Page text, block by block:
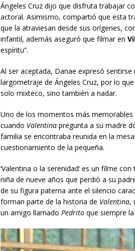
Ángeles Cruz dijo que disfruta trabajar
actoral. Asimismo, compartió que esta
que la atraviesan desde sus orígenes,
infantil, además aseguró que filmar en
espíritu”.
Al ser aceptada, Danae expresó
largometraje de Ángeles Cruz, por lo
solo mixteco, sino también a nadar.
Uno de los momentos más
cuando Valentina pregunta a su madre
familia se encontraba reunida en la
cuestionamiento de la pequeña.
‘Valentina o la serenidad’ es un filme
niña de nueve años que perdió a su
de su figura paterna ante el silencio
forman parte de la historia de Valentina,
un amigo llamado Pedrito que siempre